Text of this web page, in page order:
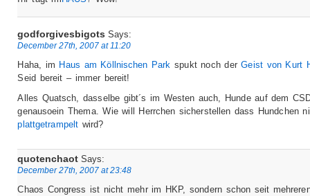
godforgivesbigots Says:
December 27th, 2007 at 11:20
Haha, im Haus am Köllnischen Park spukt noch derGeist von Kurt
Seid bereit – immer bereit!
Alles Quatsch, dasselbe gibt´s im Westen auch, Hunde auf dem
genausoein Thema. Wie will Herrchen sicherstellen dass Hundchen
plattgetrampelt wird?
quotenchaot Says:
December 27th, 2007 at 23:48
Chaos Congress ist nicht mehr im HKP, sondern schon seit